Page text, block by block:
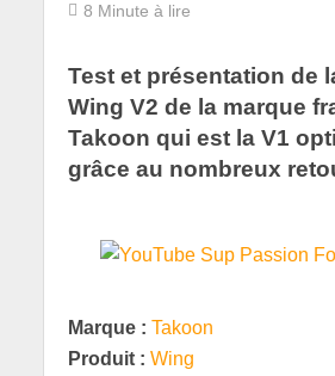
8 Minute à lire
Test et présentation de
Wing V2 de la marque
Takoon qui est la V1
grâce au nombreux
Marque : Takoon
Produit : Wing